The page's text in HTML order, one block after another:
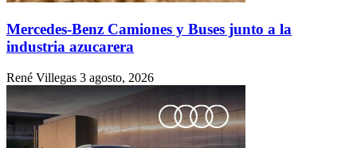
Mercedes-Benz Camiones y Buses junto a la
industria azucarera
René Villegas 3 agosto, 2026